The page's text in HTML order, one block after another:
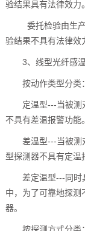
验结果具有法律效力
委托检验由生
验结果不具有法律效
3、线型光纤感
按动作类型分类
定温型---当被测
不具有差温报警功能
差温型---当被测
型探测器不具有定温
差定温型---同时
中，为了可靠地探测
器。